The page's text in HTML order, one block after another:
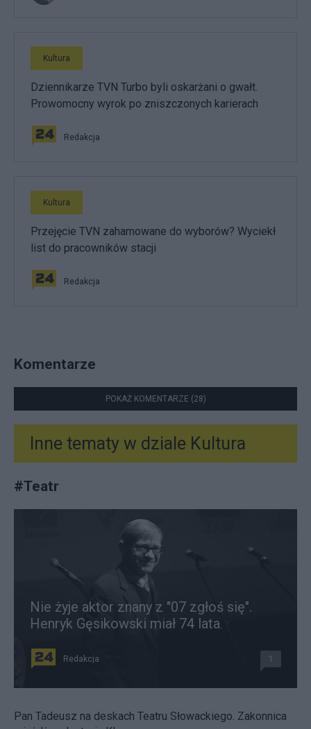
Kultura
Dziennikarze TVN Turbo byli oskarżani o gwałt.
Prowomocny wyrok po zniszczonych karierach
Redakcja
Kultura
Przejęcie TVN zahamowane do wyborów? Wyciekł
list do pracowników stacji
Redakcja
Komentarze
POKAŻ KOMENTARZE (28)
Inne tematy w dziale Kultura
#Teatr
Nie żyje aktor znany z "07 zgłoś się".
Henryk Gęsikowski miał 74 lata
Redakcja 1
Pan Tadeusz na deskach Teatru Słowackiego. Zakonnica